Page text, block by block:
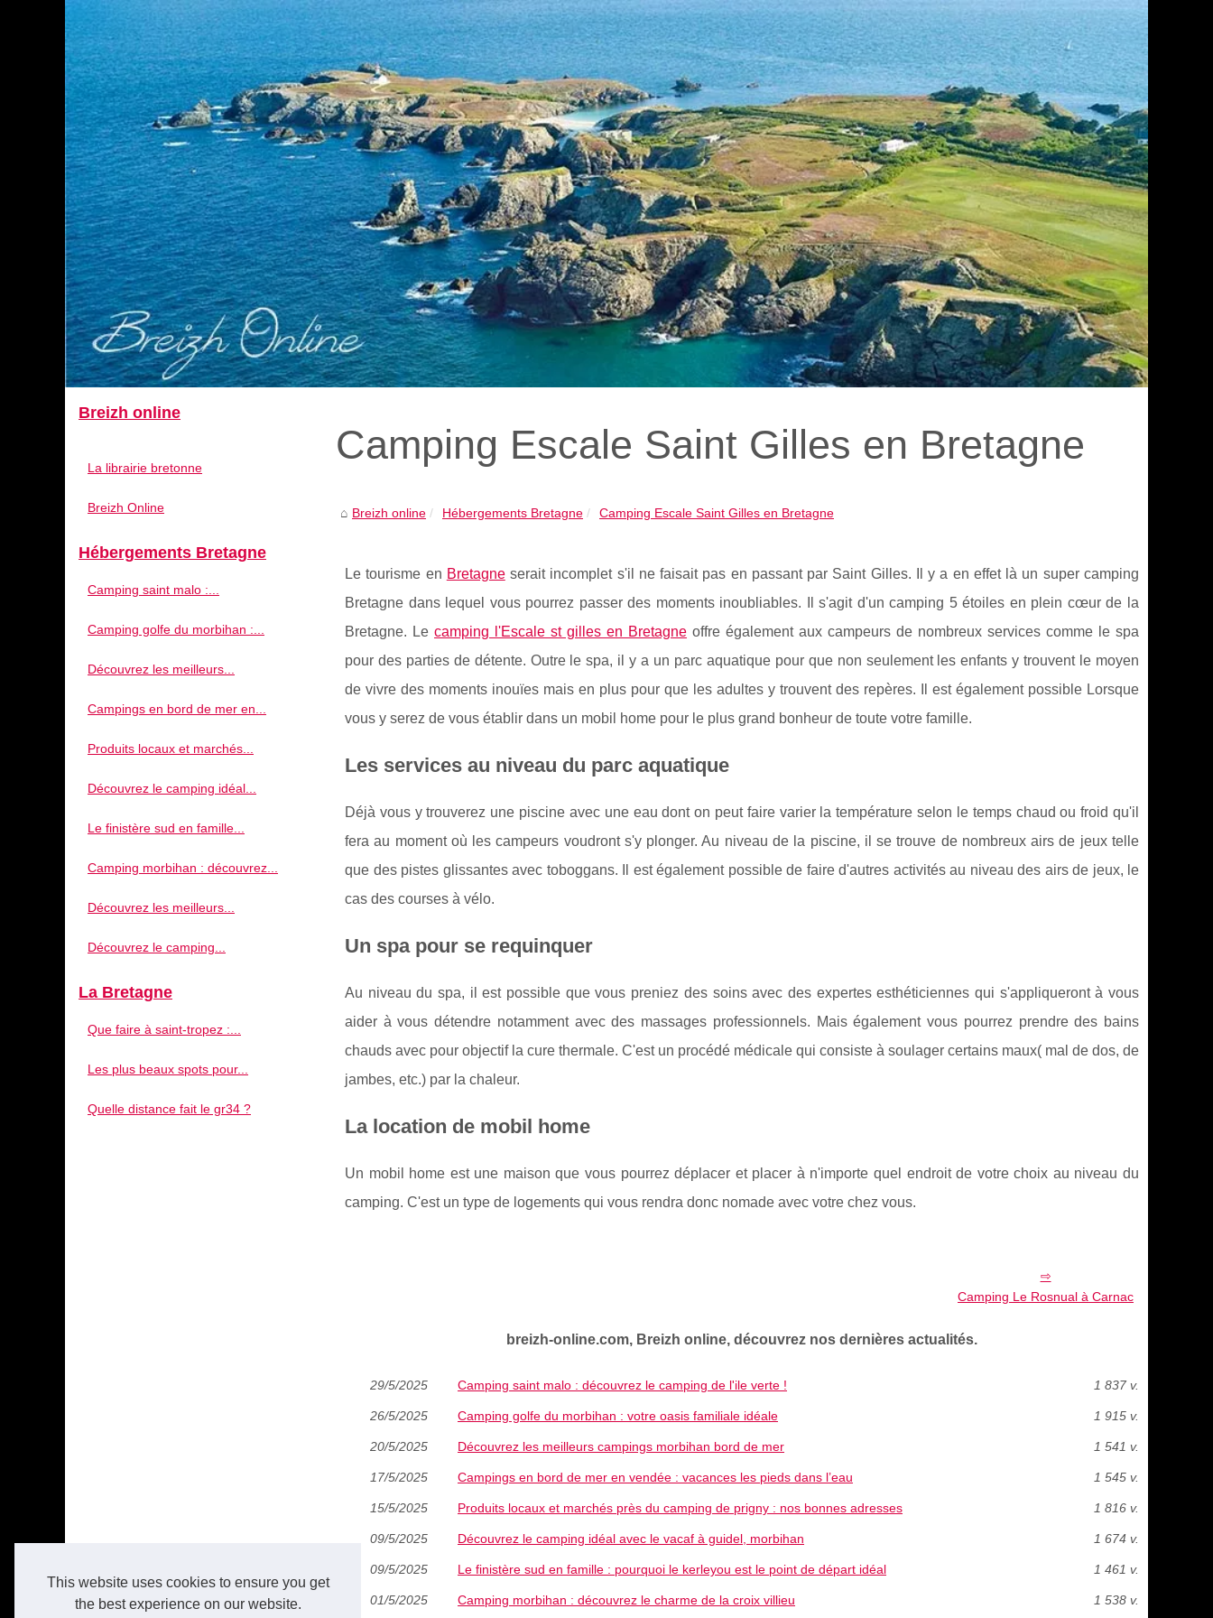
This website uses cookies to ensure you get
the best experience on our website.
Camping Escale Saint Gilles en Bretagne
Breizh online Hébergements Bretagne Camping Escale Saint Gilles en Bretagne
Le tourisme en Bretagneserait incomplet s'il ne faisait pas en passant par Saint Gilles. Il y a en effet là un super camping
Bretagne dans lequel vous pourrez passer des moments inoubliables. Il s'agit d'un camping 5 étoiles en plein cœur de la
Bretagne. Le camping l'Escale st gilles en Bretagne offre également aux campeurs de nombreux services comme le spa
pour des parties de détente. Outre le spa, il y a un parc aquatique pour que non seulement les enfants y trouvent le moyen
de vivre des moments inouïes mais en plus pour que les adultes y trouvent des repères. Il est également possible Lorsque
vous y serez de vous établir dans un mobil home pour le plus grand bonheur de toute votre famille.
Les services au niveau du parc aquatique
Déjà vous y trouverez une piscine avec une eau dont on peut faire varier la température selon le temps chaud ou froid qu'il
fera au moment où les campeurs voudront s'y plonger. Au niveau de la piscine, il se trouve de nombreux airs de jeux telle
que des pistes glissantes avec toboggans. Il est également possible de faire d'autres activités au niveau des airs de jeux, le
cas des courses à vélo.
Un spa pour se requinquer
Au niveau du spa, il est possible que vous preniez des soins avec des expertes esthéticiennes qui s'appliqueront à vous
aider à vous détendre notamment avec des massages professionnels. Mais également vous pourrez prendre des bains
chauds avec pour objectif la cure thermale. C'est un procédé médicale qui consiste à soulager certains maux( mal de dos, de
jambes, etc.) par la chaleur.
La location de mobil home
Un mobil home est une maison que vous pourrez déplacer et placer à n'importe quel endroit de votre choix au niveau du
camping. C'est un type de logements qui vous rendra donc nomade avec votre chez vous.
Camping Le Rosnual à Carnac
breizh-online.com, Breizh online, découvrez nos dernières actualités.
29/5/2025 Camping saint malo : découvrez le camping de l'ile verte ! 1 837 v.
26/5/2025 Camping golfe du morbihan : votre oasis familiale idéale 1 915 v.
20/5/2025 Découvrez les meilleurs campings morbihan bord de mer 1 541 v.
17/5/2025 Campings en bord de mer en vendée : vacances les pieds dans l’eau 1 545 v.
15/5/2025 Produits locaux et marchés près du camping de prigny : nos bonnes adresses 1 816 v.
09/5/2025 Découvrez le camping idéal avec le vacaf à guidel, morbihan 1 674 v.
09/5/2025 Le finistère sud en famille : pourquoi le kerleyou est le point de départ idéal 1 461 v.
01/5/2025 Camping morbihan : découvrez le charme de la croix villieu 1 538 v.
Breizh online
La librairie bretonne
Breizh Online
Hébergements Bretagne
Camping saint malo :...
Camping golfe du morbihan :...
Découvrez les meilleurs...
Campings en bord de mer en...
Produits locaux et marchés...
Découvrez le camping idéal...
Le finistère sud en famille...
Camping morbihan : découvrez...
Découvrez les meilleurs...
Découvrez le camping...
La Bretagne
Que faire à saint-tropez :...
Les plus beaux spots pour...
Quelle distance fait le gr34 ?